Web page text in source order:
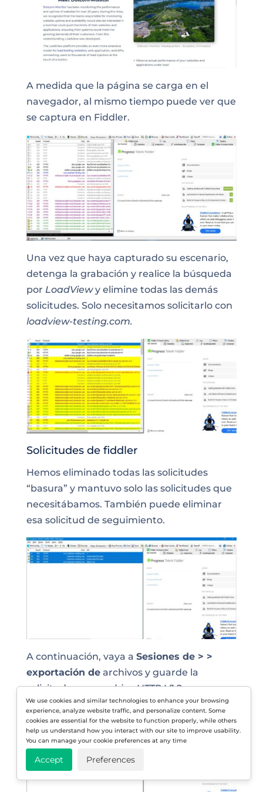
A medida que la página se carga en el
navegador, al mismo tiempo puede ver que
se captura en Fiddler.
Una vez que haya capturado su escenario,
detenga la grabación y realice la búsqueda
por LoadViewy elimine todas las demás
solicitudes. Solo necesitamos solicitarlo con
loadview-testing.com.
Solicitudes de fiddler
Hemos eliminado todas las solicitudes
“basura” y mantuvo solo las solicitudes que
necesitábamos. También puede eliminar
esa solicitud de seguimiento.
A continuación, vaya a Sesiones de > >
exportación dearchivos y guarde la
solicitud comoarchivo HTTP V1.2
We use cookies and similar technologies to enhance your browsing
experience, analyze website traffic, and personalize content. Some
cookies are essential for the website to function properly, while others
help us understand how you interact with our site to improve usability.
You can manage your cookie preferences at any time
Accept Preferences